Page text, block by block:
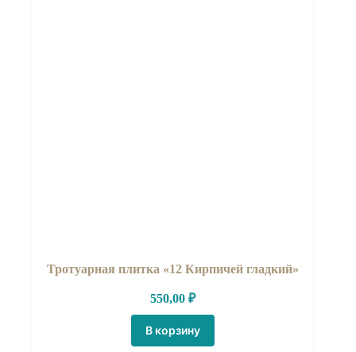
Тротуарная плитка «12 Кирпичей гладкий»
550,00 ₽
В корзину